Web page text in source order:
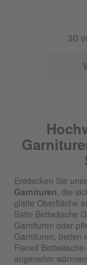
30
Entdecken Sie
Garnituren , die
glatte Oberfläche
Satin Bettwäsche
Garnituren oder
Garnituren, bieten
Flanell
angenehm